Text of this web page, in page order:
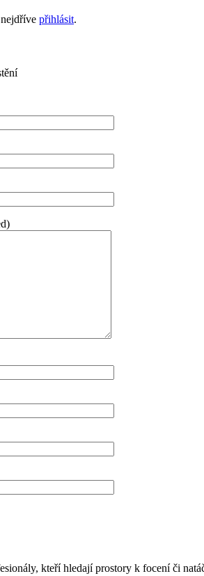
přihlásit.
kteří hledají prostory k focení či